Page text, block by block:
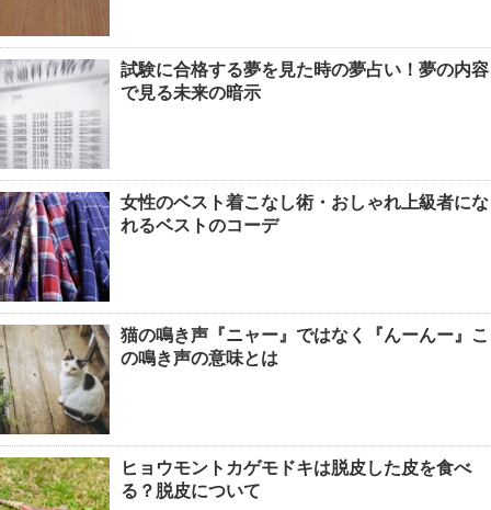
試験に合格する夢を見た時の夢占い！夢の内容
で見る未来の暗示
女性のベスト着こなし術・おしゃれ上級者にな
れるベストのコーデ
猫の鳴き声『ニャー』ではなく『んーんー』こ
の鳴き声の意味とは
ヒョウモントカゲモドキは脱皮した皮を食べ
る？脱皮について